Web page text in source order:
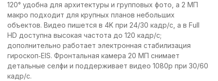
120° удобна для архитектуры и групповых фото, а 2 МП
макро подходит для крупных планов небольших
объектов. Видео пишется в 4K при 24/30 кадр/с, а в Full
HD доступна высокая частота до 120 кадр/с;
дополнительно работает электронная стабилизация
гироскоп‑EIS. Фронтальная камера 20 МП снимает
детальные селфи и поддерживает видео 1080p при 30/60
кадр/с.